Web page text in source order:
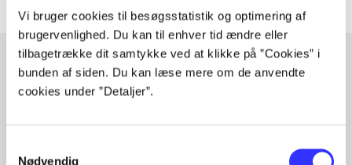
Vi bruger cookies til besøgsstatistik og optimering af
brugervenlighed. Du kan til enhver tid ændre eller
tilbagetrække dit samtykke ved at klikke på ”Cookies” i
bunden af siden. Du kan læse mere om de anvendte
cookies under ”Detaljer”.
Nødvendig
Artikler med samme emner